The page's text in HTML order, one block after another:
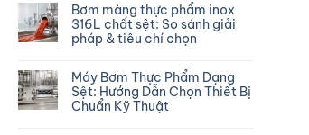
Bơm màng thực phẩm inox
316L chất sệt: So sánh giải
pháp & tiêu chí chọn
Máy Bơm Thực Phẩm Dạng
Sệt: Hướng Dẫn Chọn Thiết Bị
Chuẩn Kỹ Thuật